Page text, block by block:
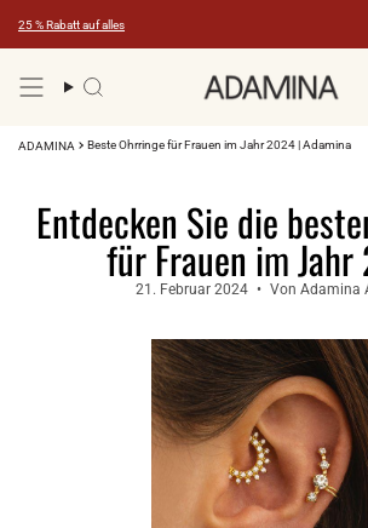
Inhalt
springen
25 % Rabatt auf alles
Suche
ADAMINA Beste Ohrringe für Frauen im Jahr 2024 | Adamina
Entdecken Sie die
für Frauen im
21. Februar 2024 Von Adamina